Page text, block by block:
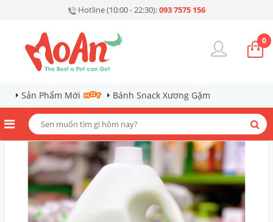
Hotline (10:00 - 22:30):093 7575 156
0
Sản Phẩm Mới Bánh Snack Xương Gặm